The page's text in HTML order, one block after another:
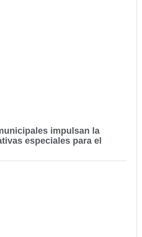
impulsan la
especiales para el